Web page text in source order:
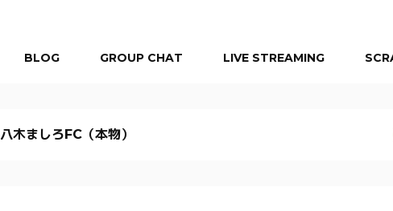
BLOG GROUP CHAT LIVE STREAMING
八木ましろFC（本物）